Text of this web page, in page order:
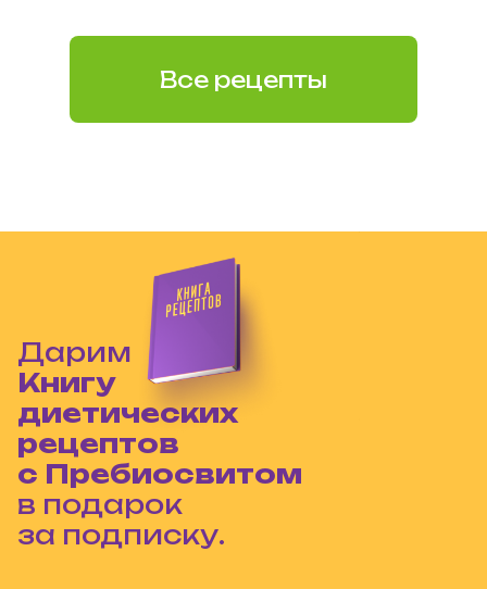
Все рецепты
Дарим
Книгу
диетических
рецептов
с Пребиосвитом
в подарок
за подписку.